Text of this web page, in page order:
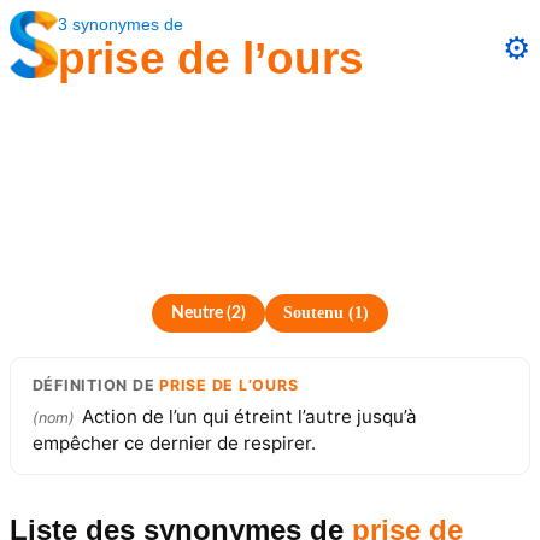
3 synonymes de
prise de l’ours ⚙️
Neutre(2) Soutenu (1)
DÉFINITION DEPRISE DE L’OURS
(nom) Action de l’un qui étreint l’autre jusqu’à
empêcher ce dernier de respirer.
Liste des synonymes de prise de